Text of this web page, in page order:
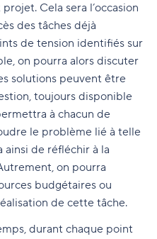
Cela sera l’occasion
des tâches déjà
de tension identifiés sur
on pourra alors discuter
solutions peuvent être
toujours disponible
à chacun de
le problème lié à telle
ainsi de réfléchir à la
on pourra
budgétaires ou
de cette tâche.
durant chaque point